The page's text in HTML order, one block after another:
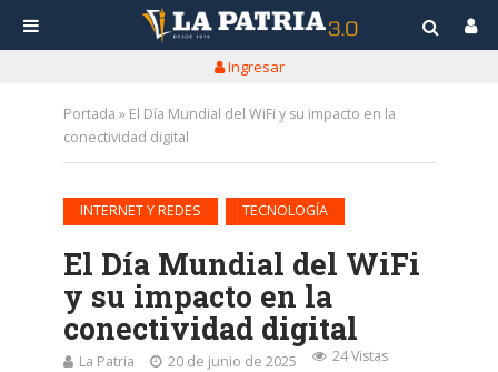
Ingresar
Portada » El Día Mundial del WiFi y su impacto en la
conectividad digital
INTERNET Y REDES TECNOLOGÍA
El Día Mundial del WiFi
y su impacto en la
conectividad digital
La Patria 20 de junio de 2025 24 Vistas